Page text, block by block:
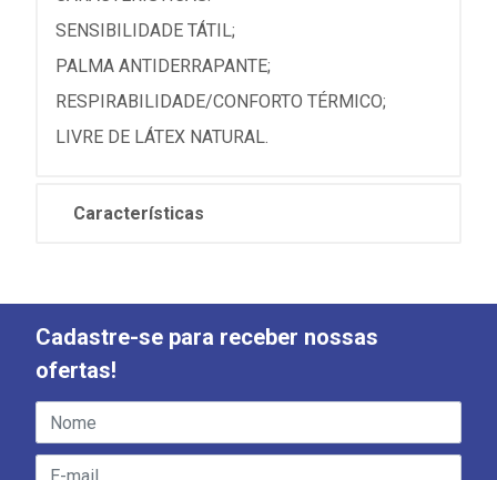
SENSIBILIDADE TÁTIL;
PALMA ANTIDERRAPANTE;
RESPIRABILIDADE/CONFORTO TÉRMICO;
LIVRE DE LÁTEX NATURAL.
Características
Cadastre-se para receber nossas
ofertas!